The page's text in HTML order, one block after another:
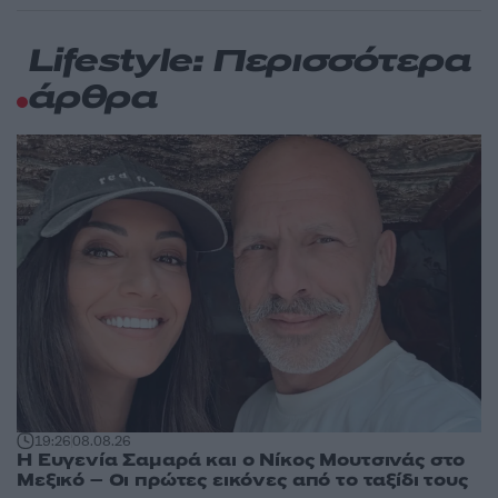
Lifestyle: Περισσότερα
άρθρα
19:2608.08.26
Η Ευγενία Σαμαρά και ο Νίκος Μουτσινάς στο
Μεξικό – Οι πρώτες εικόνες από το ταξίδι τους